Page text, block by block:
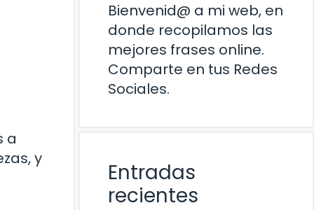
a
y
Bienvenid@ a mi web, en
donde recopilamos las
mejores frases online.
Comparte en tus Redes
Sociales.
Entradas
recientes